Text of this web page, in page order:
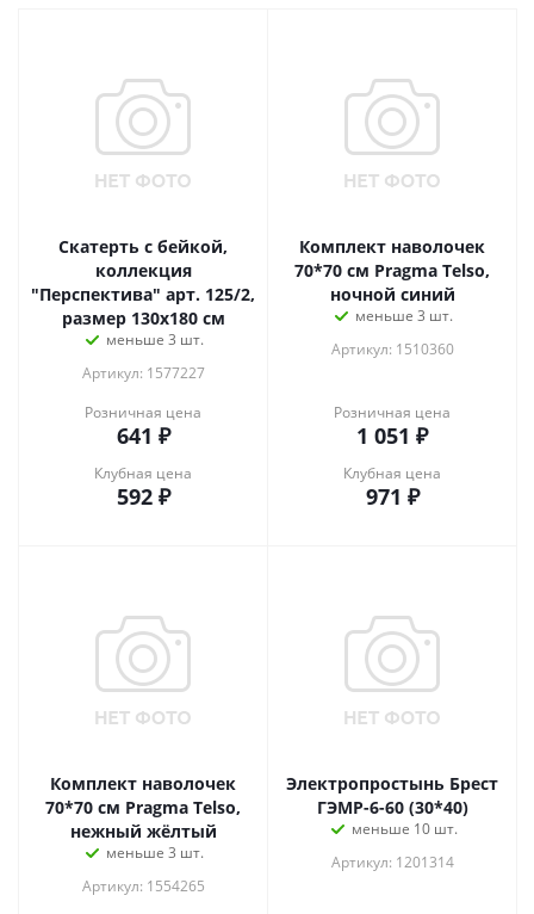
Скатерть с бейкой,
коллекция
"Перспектива" арт. 125/2,
размер 130х180 см
меньше 3 шт.
Артикул: 1577227
Розничная цена
641 ₽
Клубная цена
592₽
Комплект наволочек
70*70 см Pragma Telso,
ночной синий
меньше 3 шт.
Артикул: 1510360
Розничная цена
1 051 ₽
Клубная цена
971 ₽
Комплект наволочек
70*70 см Pragma Telso,
нежный жёлтый
меньше 3 шт.
Артикул: 1554265
Электропростынь Брест
ГЭМР-6-60 (30*40)
меньше 10 шт.
Артикул: 1201314